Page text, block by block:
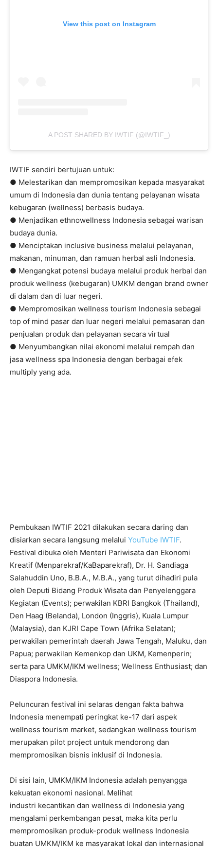
View this post on Instagram
A POST SHARED BY IWTIF (@IWTIF_)
IWTIF sendiri bertujuan untuk:
● Melestarikan dan mempromosikan kepada masyarakat
umum di Indonesia dan dunia tentang pelayanan wisata
kebugaran (wellness) berbasis budaya.
● Menjadikan ethnowellness Indonesia sebagai warisan
budaya dunia.
● Menciptakan inclusive business melalui pelayanan,
makanan, minuman, dan ramuan herbal asli Indonesia.
● Mengangkat potensi budaya melalui produk herbal dan
produk wellness (kebugaran) UMKM dengan brand owner
di dalam dan di luar negeri.
● Mempromosikan wellness tourism Indonesia sebagai
top of mind pasar dan luar negeri melalui pemasaran dan
penjualan produk dan pelayanan secara virtual
● Menyumbangkan nilai ekonomi melalui rempah dan
jasa wellness spa Indonesia dengan berbagai efek
multiply yang ada.
Pembukaan IWTIF 2021 dilakukan secara daring dan
disiarkan secara langsung melalui YouTube IWTIF.
Festival dibuka oleh Menteri Pariwisata dan Ekonomi
Kreatif (Menparekraf/KaBaparekraf), Dr. H. Sandiaga
Salahuddin Uno, B.B.A., M.B.A., yang turut dihadiri pula
oleh Deputi Bidang Produk Wisata dan Penyelenggara
Kegiatan (Events); perwakilan KBRI Bangkok (Thailand),
Den Haag (Belanda), London (Inggris), Kuala Lumpur
(Malaysia), dan KJRI Cape Town (Afrika Selatan);
perwakilan pemerintah daerah Jawa Tengah, Maluku, dan
Papua; perwakilan Kemenkop dan UKM, Kemenperin;
serta para UMKM/IKM wellness; Wellness Enthusiast; dan
Diaspora Indonesia.
Peluncuran festival ini selaras dengan fakta bahwa
Indonesia menempati peringkat ke-17 dari aspek
wellness tourism market, sedangkan wellness tourism
merupakan pilot project untuk mendorong dan
mempromosikan bisnis inklusif di Indonesia.
Di sisi lain, UMKM/IKM Indonesia adalah penyangga
kekuatan ekonomi nasional. Melihat
industri kecantikan dan wellness di Indonesia yang
mengalami perkembangan pesat, maka kita perlu
mempromosikan produk-produk wellness Indonesia
buatan UMKM/IKM ke masyarakat lokal dan internasional